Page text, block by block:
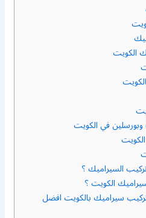
الكويت
في الكويت
السيراميك ؟
الكويت ؟
سيراميك بالكويت افضل